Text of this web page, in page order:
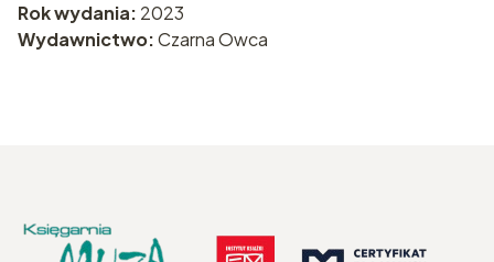
Rok wydania: 2023
Wydawnictwo:Czarna Owca